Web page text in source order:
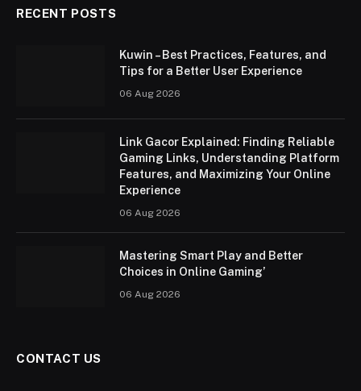
RECENT POSTS
Kuwin – Best Practices, Features, and
Tips for a Better User Experience
06 Aug 2026
Link Gacor Explained: Finding Reliable
Gaming Links, Understanding Platform
Features, and Maximizing Your Online
Experience
06 Aug 2026
Mastering Smart Play and Better
Choices in Online Gaming’
06 Aug 2026
CONTACT US